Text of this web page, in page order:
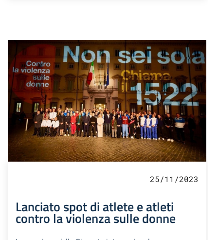
25/11/2023
Lanciato spot di atlete e atleti
contro la violenza sulle donne